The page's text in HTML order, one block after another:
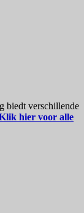
biedt verschillende
hier voor alle